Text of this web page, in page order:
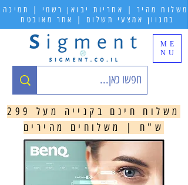
ME
NU
משלוח מהיר | אחריות יבואן רשמי | תמיכה
במגוון אמצעי תשלום | אתר מאובטח
משלוח חינם בקנייה מעל 299
ש"ח | משלוחים מהירים